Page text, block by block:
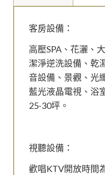
客房設備：
高壓SPA、花灑、
潔淨逆洗設備、乾
音設備、景觀、光
藍光液晶電視、浴
25-30坪。
視聽設備：
歡唱KTV開放時間